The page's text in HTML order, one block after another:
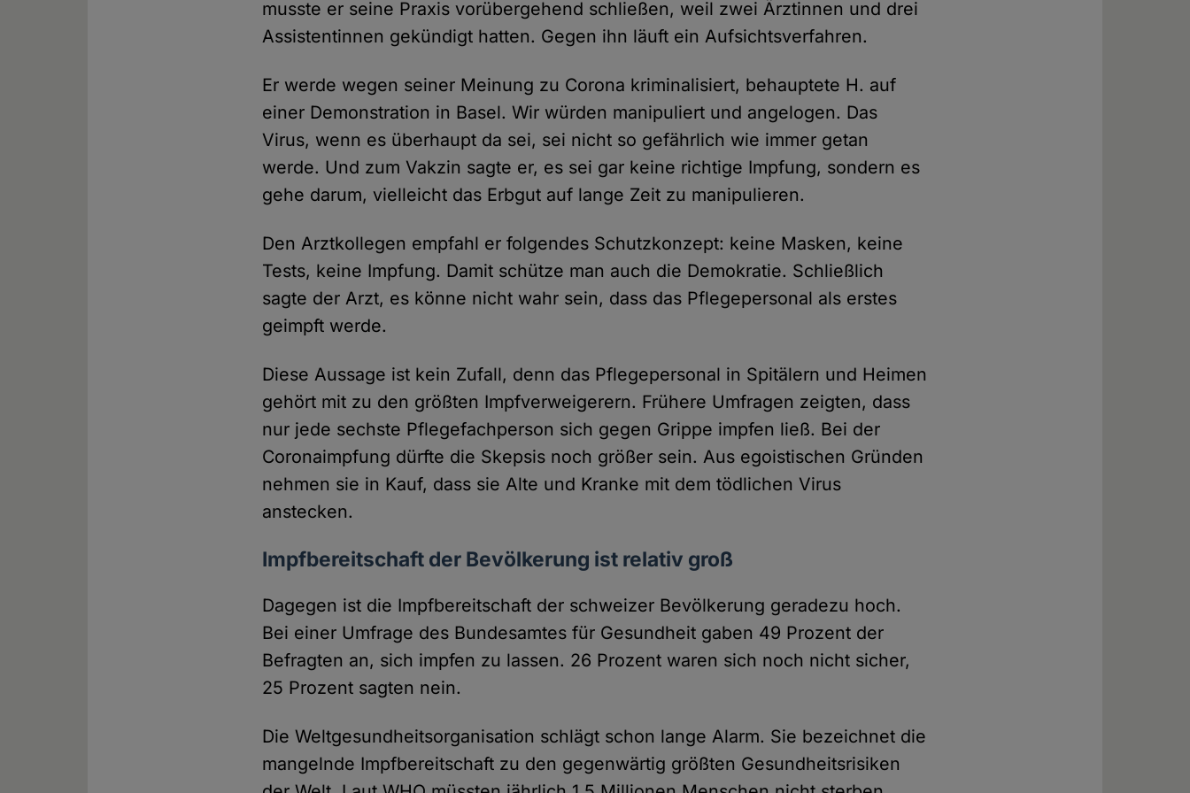
musste er seine Praxis vorübergehend schließen, weil zwei Ärztinnen und drei
Assistentinnen gekündigt hatten. Gegen ihn läuft ein Aufsichtsverfahren.
Er werde wegen seiner Meinung zu Corona kriminalisiert, behauptete H. auf
einer Demonstration in Basel. Wir würden manipuliert und angelogen. Das
Virus, wenn es überhaupt da sei, sei nicht so gefährlich wie immer getan
werde. Und zum Vakzin sagte er, es sei gar keine richtige Impfung, sondern es
gehe darum, vielleicht das Erbgut auf lange Zeit zu manipulieren.
Den Arztkollegen empfahl er folgendes Schutzkonzept: keine Masken, keine
Tests, keine Impfung. Damit schütze man auch die Demokratie. Schließlich
sagte der Arzt, es könne nicht wahr sein, dass das Pflegepersonal als erstes
geimpft werde.
Diese Aussage ist kein Zufall, denn das Pflegepersonal in Spitälern und Heimen
gehört mit zu den größten Impfverweigerern. Frühere Umfragen zeigten, dass
nur jede sechste Pflegefachperson sich gegen Grippe impfen ließ. Bei der
Coronaimpfung dürfte die Skepsis noch größer sein. Aus egoistischen Gründen
nehmen sie in Kauf, dass sie Alte und Kranke mit dem tödlichen Virus
anstecken.
Impfbereitschaft der Bevölkerung ist relativ groß
Dagegen ist die Impfbereitschaft der schweizer Bevölkerung geradezu hoch.
Bei einer Umfrage des Bundesamtes für Gesundheit gaben 49 Prozent der
Befragten an, sich impfen zu lassen. 26 Prozent waren sich noch nicht sicher,
25 Prozent sagten nein.
Die Weltgesundheitsorganisation schlägt schon lange Alarm. Sie bezeichnet die
mangelnde Impfbereitschaft zu den gegenwärtig größten Gesundheitsrisiken